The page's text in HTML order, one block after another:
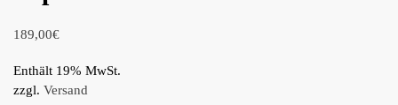
189,00€
Enthält 19% MwSt.
zzgl. Versand